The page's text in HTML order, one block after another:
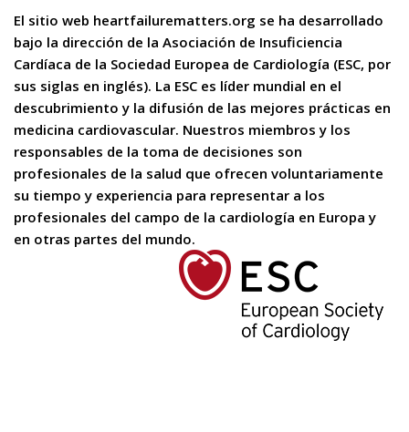
El sitio web heartfailurematters.org se ha desarrollado
bajo la dirección de la Asociación de Insuficiencia
Cardíaca de la Sociedad Europea de Cardiología (ESC, por
sus siglas en inglés). La ESC es líder mundial en el
descubrimiento y la difusión de las mejores prácticas en
medicina cardiovascular. Nuestros miembros y los
responsables de la toma de decisiones son
profesionales de la salud que ofrecen voluntariamente
su tiempo y experiencia para representar a los
profesionales del campo de la cardiología en Europa y
en otras partes del mundo.